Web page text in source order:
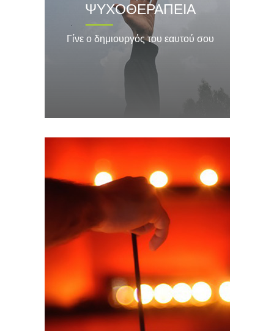
ΨΥΧΟΘΕΡΑΠΕΙΑ
Γίνε ο δημιουργός του εαυτού σου